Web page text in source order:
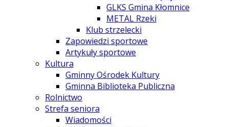
GLKS Gmina Kłomnice
METAL Rzeki
Klub strzelecki
Zapowiedzi sportowe
Artykuły sportowe
Kultura
Gminny Ośrodek Kultury
Gminna Biblioteka Publiczna
Rolnictwo
Strefa seniora
Wiadomości